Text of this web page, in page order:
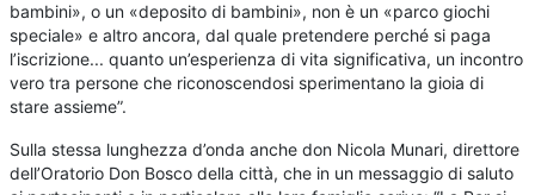
bambini», o un «deposito di bambini», non è un «parco giochi
speciale» e altro ancora, dal quale pretendere perché si paga
l’iscrizione... quanto un’esperienza di vita significativa, un incontro
vero tra persone che riconoscendosi sperimentano la gioia di
stare assieme”.
Sulla stessa lunghezza d’onda anche don Nicola Munari, direttore
dell’Oratorio Don Bosco della città, che in un messaggio di saluto